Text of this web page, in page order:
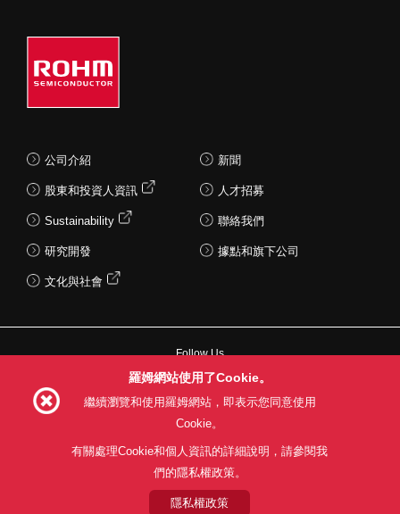
公司介紹
股東和投資人資訊
Sustainability
研究開發
文化與社會
新聞
人才招募
聯絡我們
據點和旗下公司
Follow Us
網站使用條款 利用目的 隱私權政策
網站地圖
關於本公司產品銷售之標準條款(PDF)
© 1997 - 2026 ROHM CO., LTD. ALL RIGHTS RESERVED.
羅姆網站使用了Cookie。
繼續瀏覽和使用羅姆網站，即表示您同意使用
Cookie。
有關處理Cookie和個人資訊的詳細說明，請參閱我
們的隱私權政策。
隱私權政策